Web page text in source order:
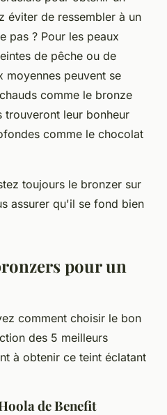
éviter de ressembler à un
pas ? Pour les peaux
de pêche ou de
moyennes peuvent se
comme le bronze
trouveront leur bonheur
comme le chocolat
toujours le bronzer sur
assurer qu'il se fond bien
pour un
comment choisir le bon
des 5 meilleurs
à obtenir ce teint éclatant
de Benefit